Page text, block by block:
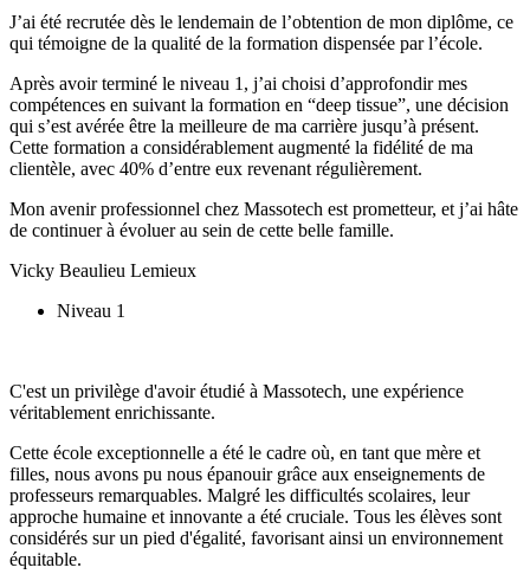
J’ai été recrutée dès le lendemain de l’obtention de mon diplôme, ce
qui témoigne de la qualité de la formation dispensée par l’école.
Après avoir terminé le niveau 1, j’ai choisi d’approfondir mes
compétences en suivant la formation en “deep tissue”, une décision
qui s’est avérée être la meilleure de ma carrière jusqu’à présent.
Cette formation a considérablement augmenté la fidélité de ma
clientèle, avec 40% d’entre eux revenant régulièrement.
Mon avenir professionnel chez Massotech est prometteur, et j’ai hâte
de continuer à évoluer au sein de cette belle famille.
Vicky Beaulieu Lemieux
Niveau 1
C'est un privilège d'avoir étudié à Massotech, une expérience
véritablement enrichissante.
Cette école exceptionnelle a été le cadre où, en tant que mère et
filles, nous avons pu nous épanouir grâce aux enseignements de
professeurs remarquables. Malgré les difficultés scolaires, leur
approche humaine et innovante a été cruciale. Tous les élèves sont
considérés sur un pied d'égalité, favorisant ainsi un environnement
équitable.